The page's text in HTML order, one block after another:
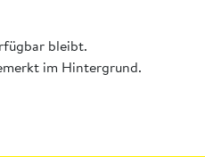
bleibt.
im Hintergrund.